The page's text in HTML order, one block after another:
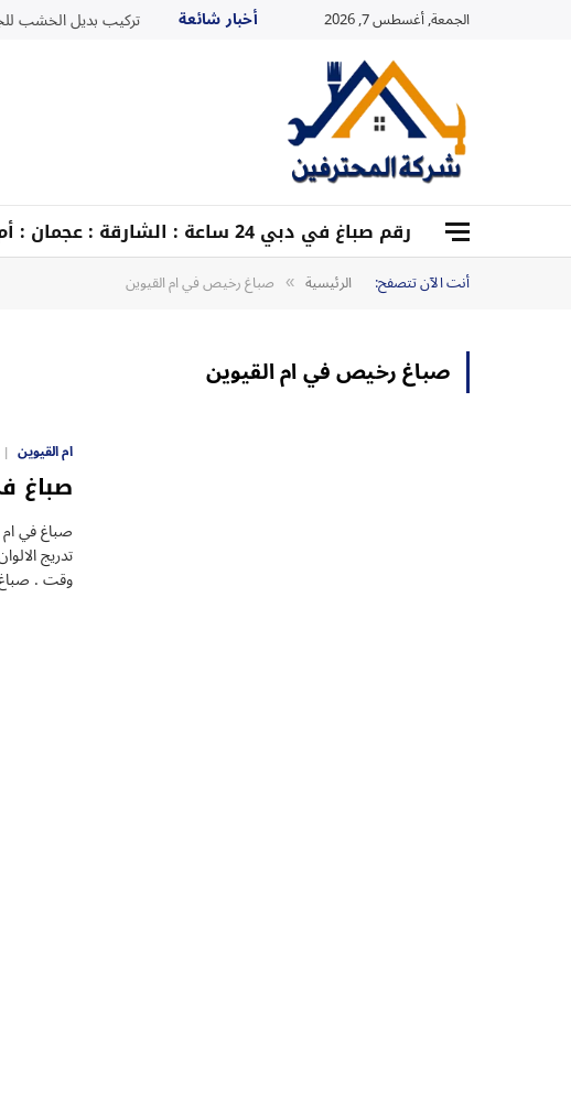
الجمعة, أغسطس 7, 2026 أخبار شائعة تركيب بديل الخشب
رقم صباغ في دبي 24 ساعة : الشارقة : عجمان : أم القيوين :0528959204
أنت الآن تتصفح: الرئيسية » صباغ رخيص في ام القيوين
صباغ رخيص في ام القيوين
ام القيوين
صباغ في
تدريج
وقت .